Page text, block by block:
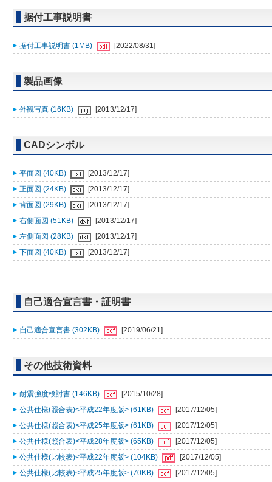
据付工事説明書
据付工事説明書 (1MB) [2022/08/31]
製品画像
外観写真 (16KB) [2013/12/17]
CADシンボル
平面図 (40KB)
[2013/12/17]
正面図 (24KB)
[2013/12/17]
背面図 (29KB)
[2013/12/17]
右側面図 (51KB)
[2013/12/17]
左側面図 (28KB)
[2013/12/17]
下面図 (40KB)
[2013/12/17]
自己適合宣言書・証明書
自己適合宣言書 (302KB) [2019/06/21]
その他技術資料
耐震強度検討書 (146KB)
[2015/10/28]
公共仕様(照合表)<平成22年度版> (61KB)
[2017/12/05]
公共仕様(照合表)<平成25年度版> (61KB)
[2017/12/05]
公共仕様(照合表)<平成28年度版> (65KB)
[2017/12/05]
公共仕様(比較表)<平成22年度版> (104KB)
[2017/12/05]
公共仕様(比較表)<平成25年度版> (70KB)
[2017/12/05]